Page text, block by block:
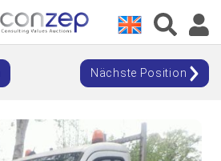
Nächste Position